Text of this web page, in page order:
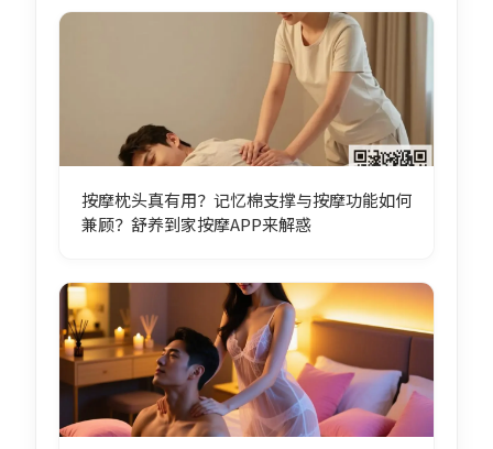
按摩枕头真有用？记忆棉支撑与按摩功能如何
兼顾？舒养到家按摩APP来解惑